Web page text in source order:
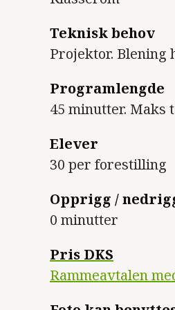
Teknisk behov
Projektor. Blening
Programlengde
45 minutter. Maks
Elever
30 per forestilling
Opprigg /
0 minutter
Pris DKS
Rammeavtalen